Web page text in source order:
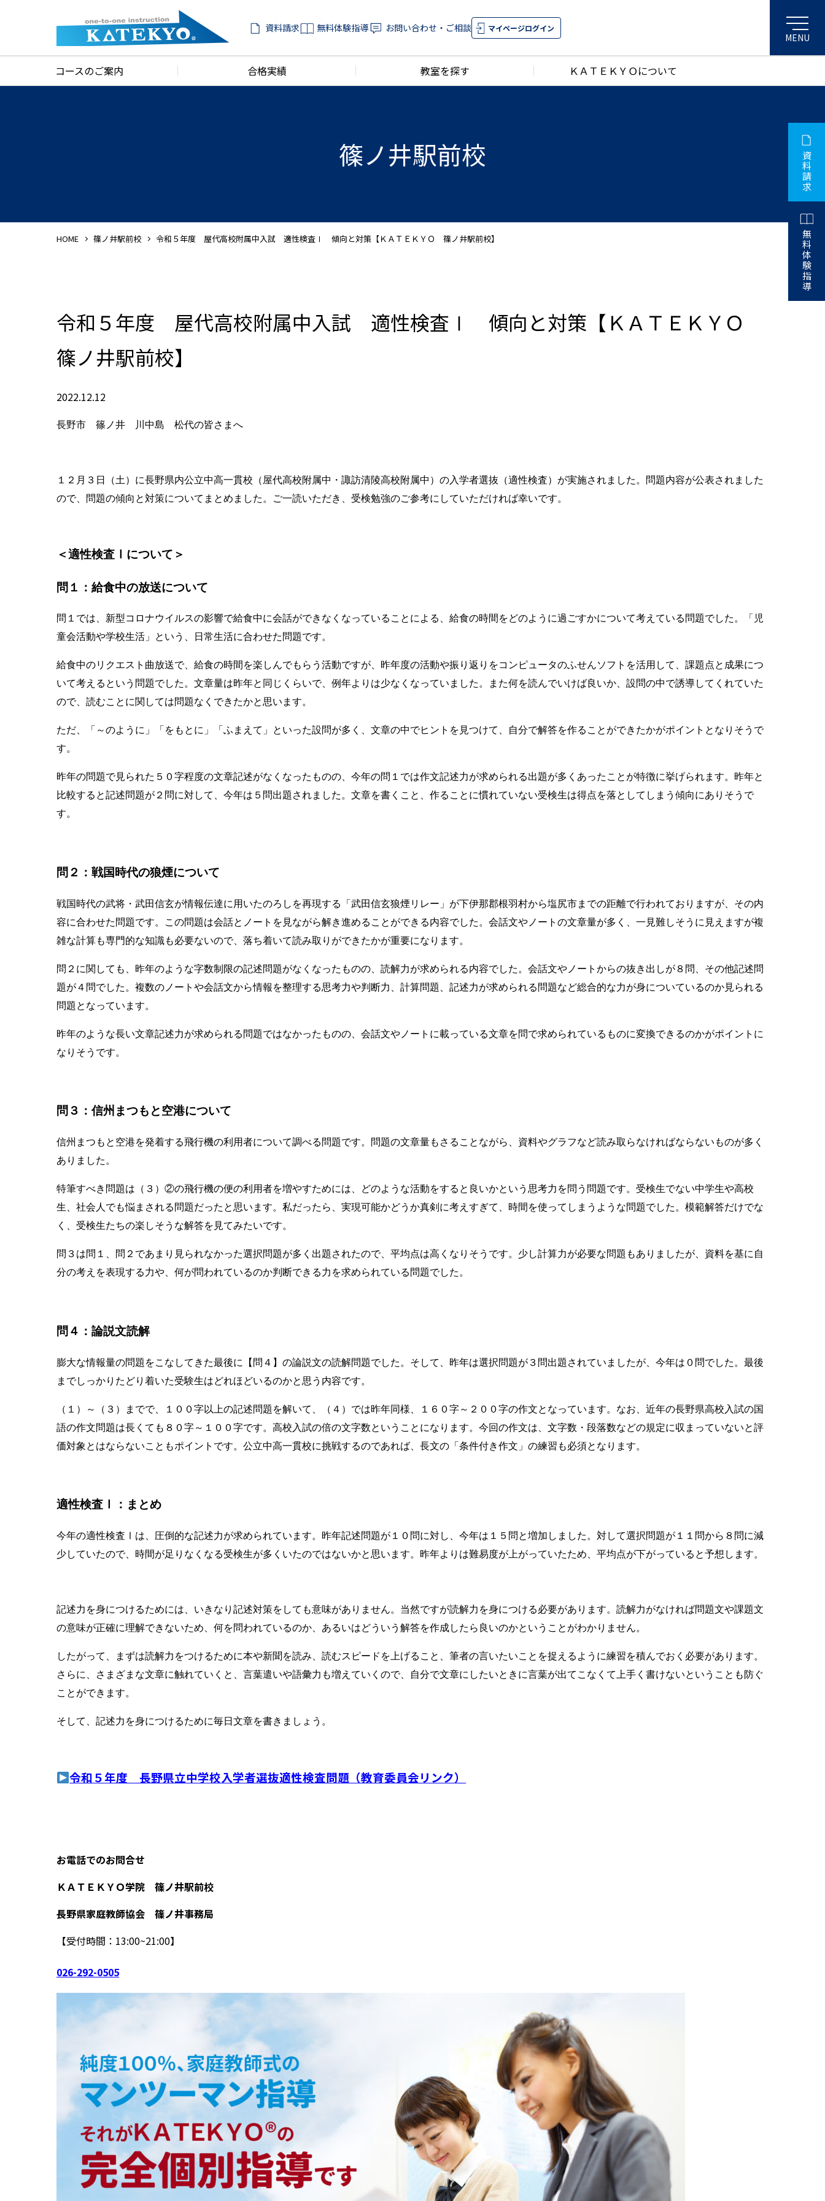
資料請求 無料体験指導 お問い合わせ・ご相談 マイページログイン
コースのご案内 合格実績 教室を探す ＫＡＴＥＫＹＯについて
篠ノ井駅前校
HOME 篠ノ井駅前校 令和５年度 屋代高校附属中入試 適性検査Ⅰ 傾向と対策【ＫＡＴＥＫＹＯ 篠ノ井駅前校】
令和５年度 屋代高校附属中入試 適性検査Ⅰ 傾向と対策【ＫＡＴＥＫＹＯ
篠ノ井駅前校】
2022.12.12
長野市 篠ノ井 川中島 松代の皆さまへ
１２月３日（土）に長野県内公立中高一貫校（屋代高校附属中・諏訪清陵高校附属中）の入学者選抜（適性検査）が実施されました。問題内容が公表されました
ので、問題の傾向と対策についてまとめました。ご一読いただき、受検勉強のご参考にしていただければ幸いです。
＜適性検査Ⅰについて＞
問１：給食中の放送について
問１では、新型コロナウイルスの影響で給食中に会話ができなくなっていることによる、給食の時間をどのように過ごすかについて考えている問題でした。「児
童会活動や学校生活」という、日常生活に合わせた問題です。
給食中のリクエスト曲放送で、給食の時間を楽しんでもらう活動ですが、昨年度の活動や振り返りをコンピュータのふせんソフトを活用して、課題点と成果につ
いて考えるという問題でした。文章量は昨年と同じくらいで、例年よりは少なくなっていました。また何を読んでいけば良いか、設問の中で誘導してくれていた
ので、読むことに関しては問題なくできたかと思います。
ただ、「～のように」「をもとに」「ふまえて」といった設問が多く、文章の中でヒントを見つけて、自分で解答を作ることができたかがポイントとなりそうで
す。
昨年の問題で見られた５０字程度の文章記述がなくなったものの、今年の問１では作文記述力が求められる出題が多くあったことが特徴に挙げられます。昨年と
比較すると記述問題が２問に対して、今年は５問出題されました。文章を書くこと、作ることに慣れていない受検生は得点を落としてしまう傾向にありそうで
す。
問２：戦国時代の狼煙について
戦国時代の武将・武田信玄が情報伝達に用いたのろしを再現する「武田信玄狼煙リレー」が下伊那郡根羽村から塩尻市までの距離で行われておりますが、その内
容に合わせた問題です。この問題は会話とノートを見ながら解き進めることができる内容でした。会話文やノートの文章量が多く、一見難しそうに見えますが複
雑な計算も専門的な知識も必要ないので、落ち着いて読み取りができたかが重要になります。
問２に関しても、昨年のような字数制限の記述問題がなくなったものの、読解力が求められる内容でした。会話文やノートからの抜き出しが８問、その他記述問
題が４問でした。複数のノートや会話文から情報を整理する思考力や判断力、計算問題、記述力が求められる問題など総合的な力が身についているのか見られる
問題となっています。
昨年のような長い文章記述力が求められる問題ではなかったものの、会話文やノートに載っている文章を問で求められているものに変換できるのかがポイントに
なりそうです。
問３：信州まつもと空港について
信州まつもと空港を発着する飛行機の利用者について調べる問題です。問題の文章量もさることながら、資料やグラフなど読み取らなければならないものが多く
ありました。
特筆すべき問題は（３）②の飛行機の便の利用者を増やすためには、どのような活動をすると良いかという思考力を問う問題です。受検生でない中学生や高校
生、社会人でも悩まされる問題だったと思います。私だったら、実現可能かどうか真剣に考えすぎて、時間を使ってしまうような問題でした。模範解答だけでな
く、受検生たちの楽しそうな解答を見てみたいです。
問３は問１、問２であまり見られなかった選択問題が多く出題されたので、平均点は高くなりそうです。少し計算力が必要な問題もありましたが、資料を基に自
分の考えを表現する力や、何が問われているのか判断できる力を求められている問題でした。
問４：論説文読解
膨大な情報量の問題をこなしてきた最後に【問４】の論説文の読解問題でした。そして、昨年は選択問題が３問出題されていましたが、今年は０問でした。最後
までしっかりたどり着いた受験生はどれほどいるのかと思う内容です。
（１）～（３）までで、１００字以上の記述問題を解いて、（４）では昨年同様、１６０字～２００字の作文となっています。なお、近年の長野県高校入試の国
語の作文問題は長くても８０字～１００字です。高校入試の倍の文字数ということになります。今回の作文は、文字数・段落数などの規定に収まっていないと評
価対象とはならないこともポイントです。公立中高一貫校に挑戦するのであれば、長文の「条件付き作文」の練習も必須となります。
適性検査Ⅰ：まとめ
今年の適性検査Ⅰは、圧倒的な記述力が求められています。昨年記述問題が１０問に対し、今年は１５問と増加しました。対して選択問題が１１問から８問に減
少していたので、時間が足りなくなる受検生が多くいたのではないかと思います。昨年よりは難易度が上がっていたため、平均点が下がっていると予想します。
記述力を身につけるためには、いきなり記述対策をしても意味がありません。当然ですが読解力を身につける必要があります。読解力がなければ問題文や課題文
の意味が正確に理解できないため、何を問われているのか、あるいはどういう解答を作成したら良いのかということがわかりません。
したがって、まずは読解力をつけるために本や新聞を読み、読むスピードを上げること、筆者の言いたいことを捉えるように練習を積んでおく必要があります。
さらに、さまざまな文章に触れていくと、言葉遣いや語彙力も増えていくので、自分で文章にしたいときに言葉が出てこなくて上手く書けないということも防ぐ
ことができます。
そして、記述力を身につけるために毎日文章を書きましょう。
令和５年度 長野県立中学校入学者選抜適性検査問題（教育委員会リンク）
お電話でのお問合せ
ＫＡＴＥＫＹＯ学院 篠ノ井駅前校
長野県家庭教師協会 篠ノ井事務局
【受付時間：13:00~21:00】
026-292-0505
資
料
請
求
無
料
体
験
指
導